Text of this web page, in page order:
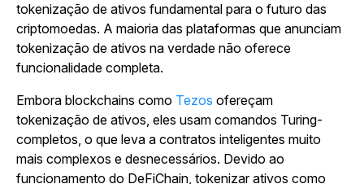
tokenização de ativos fundamental para o futuro das
criptomoedas. A maioria das plataformas que anunciam
tokenização de ativos na verdade não oferece
funcionalidade completa.
Embora blockchains como Tezos ofereçam
tokenização de ativos, eles usam comandos Turing-
completos, o que leva a contratos inteligentes muito
mais complexos e desnecessários. Devido ao
funcionamento do DeFiChain, tokenizar ativos como